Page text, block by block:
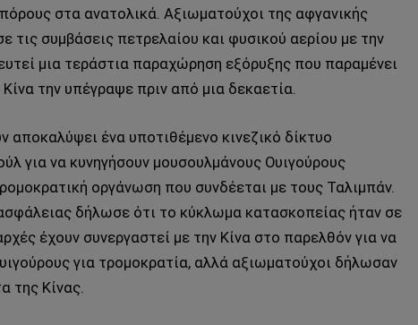
στα ανατολικά. Αξιωματούχοι της αφγανικής
τις συμβάσεις πετρελαίου και φυσικού αερίου με την
μια τεράστια παραχώρηση εξόρυξης που παραμένει
την υπέγραψε πριν από μια δεκαετία.
ένα υποτιθέμενο κινεζικό δίκτυο
για να κυνηγήσουν μουσουλμάνους Ουιγούρους
οργάνωση που συνδέεται με τους Ταλιμπάν.
δήλωσε ότι το κύκλωμα κατασκοπείας ήταν σε
έχουν συνεργαστεί με την Κίνα στο παρελθόν για να
για τρομοκρατία, αλλά αξιωματούχοι δήλωσαν
της Κίνας.